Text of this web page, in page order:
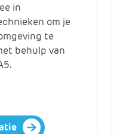
in
om je
te
behulp van